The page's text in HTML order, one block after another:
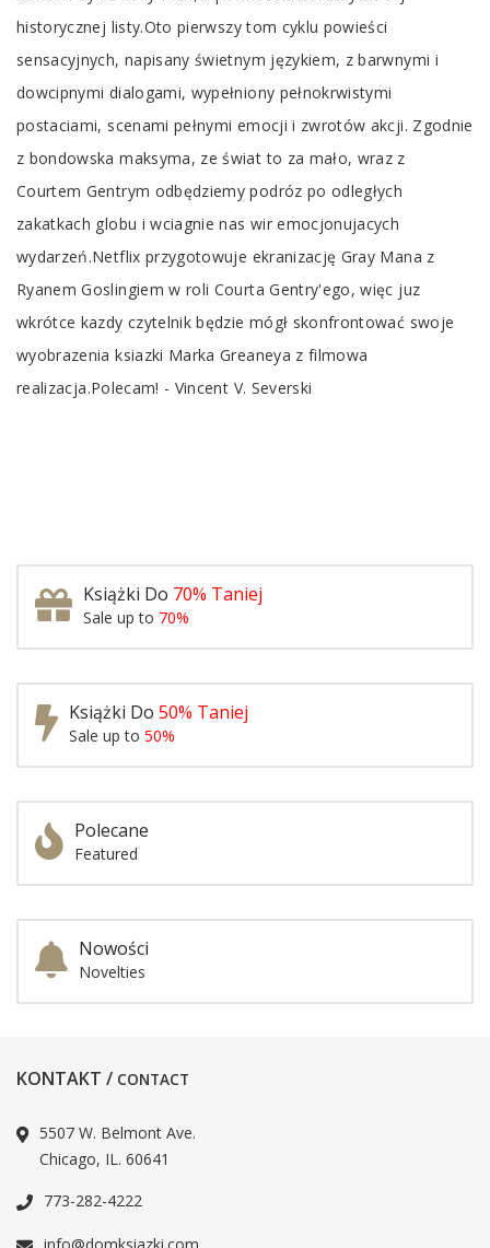
historycznej listy.Oto pierwszy tom cyklu powieści
sensacyjnych, napisany świetnym językiem, z barwnymi i
dowcipnymi dialogami, wypełniony pełnokrwistymi
postaciami, scenami pełnymi emocji i zwrotów akcji. Zgodnie
z bondowska maksyma, ze świat to za mało, wraz z
Courtem Gentrym odbędziemy podróz po odległych
zakatkach globu i wciagnie nas wir emocjonujacych
wydarzeń.Netflix przygotowuje ekranizację Gray Mana z
Ryanem Goslingiem w roli Courta Gentry'ego, więc juz
wkrótce kazdy czytelnik będzie mógł skonfrontować swoje
wyobrazenia ksiazki Marka Greaneya z filmowa
realizacja.Polecam! - Vincent V. Severski
Książki Do 70% Taniej
Sale up to 70%
Książki Do 50% Taniej
Sale up to 50%
Polecane
Featured
Nowości
Novelties
KONTAKT / CONTACT
5507 W. Belmont Ave.
Chicago, IL. 60641
773-282-4222